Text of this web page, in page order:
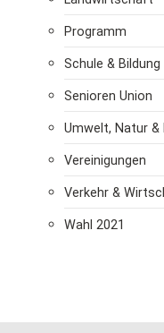
Programm
Schule & Bildung
Senioren Union
Umwelt, Natur
Vereinigungen
Verkehr &
Wahl 2021